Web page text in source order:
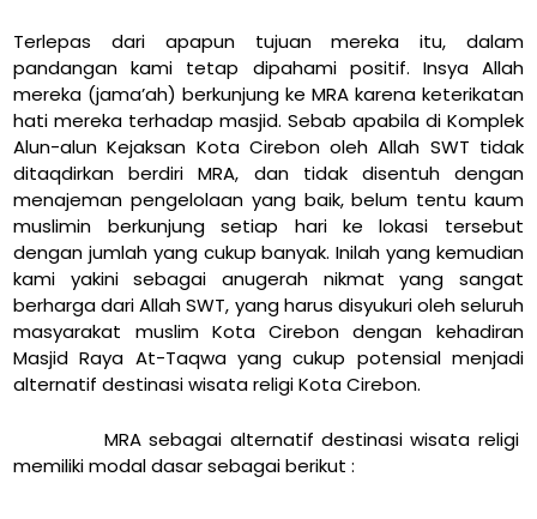
Terlepas dari apapun tujuan mereka itu, dalam
pandangan kami tetap dipahami positif. Insya Allah
mereka (jama’ah) berkunjung ke MRA karena keterikatan
hati mereka terhadap masjid. Sebab apabila di Komplek
Alun-alun Kejaksan Kota Cirebon oleh Allah SWT tidak
ditaqdirkan berdiri MRA, dan tidak disentuh dengan
menajeman pengelolaan yang baik, belum tentu kaum
muslimin berkunjung setiap hari ke lokasi tersebut
dengan jumlah yang cukup banyak. Inilah yang kemudian
kami yakini sebagai anugerah nikmat yang sangat
berharga dari Allah SWT, yang harus disyukuri oleh seluruh
masyarakat muslim Kota Cirebon dengan kehadiran
Masjid Raya At-Taqwa yang cukup potensial menjadi
alternatif destinasi wisata religi Kota Cirebon.
MRA sebagai alternatif destinasi wisata religi
memiliki modal dasar sebagai berikut :